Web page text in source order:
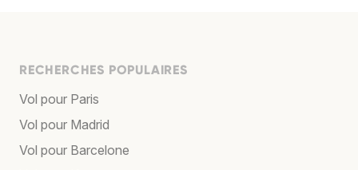
RECHERCHES POPULAIRES
Vol pour Paris
Vol pour Madrid
Vol pour Barcelone